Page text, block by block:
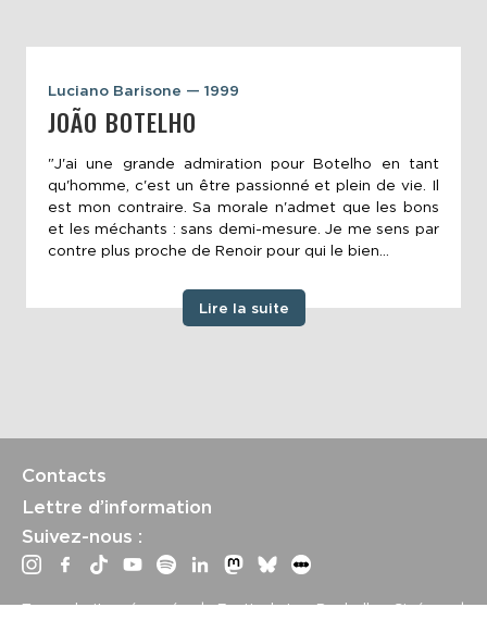
Luciano Barisone — 1999
JOÃO BOTELHO
"J'ai une grande admiration pour Botelho en tant
qu'homme, c'est un être passionné et plein de vie. Il
est mon contraire. Sa morale n'admet que les bons
et les méchants : sans demi-mesure. Je me sens par
contre plus proche de Renoir pour qui le bien...
Lire la suite
Contacts
Lettre d’information
Suivez-nous :
Tous droits réservés | Festival La Rochelle Cinéma |